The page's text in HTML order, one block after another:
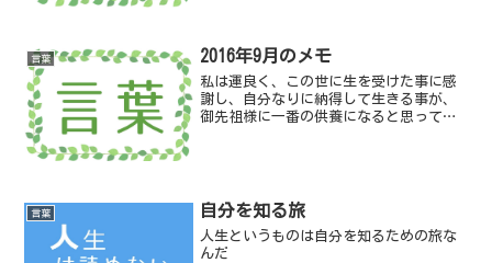
言葉 2016年9月のメモ
私は運良く、この世に生を受けた事に感
謝し、自分なりに納得して生きる事が、
御先祖様に一番の供養になると思ってい
言葉 自分を知る旅
人生というものは自分を知るための旅な
んだ